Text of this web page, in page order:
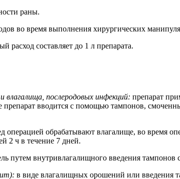
раны.
во время выполнения хирургических
составляет до 1 л препарата.
послеродовых инфекций: препарат
вводится с помощью тампонов,
обрабатывают влагалище, во время
2 ч в течение 7 дней.
путем внутривлагалищного введения тампонов
в виде влагалищных орошений или введения